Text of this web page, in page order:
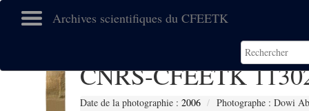
Archives scientifiques du CFEETK
CNRS-CFEETK
Date de la photographie : 2006 Photographe : Dowi